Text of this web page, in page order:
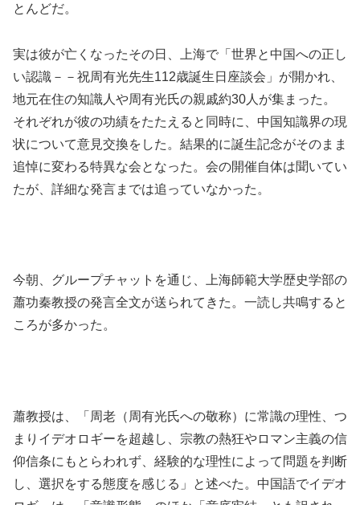
とんどだ。
実は彼が亡くなったその日、上海で「世界と中国への正し
い認識－－祝周有光先生112歳誕生日座談会」が開かれ、
地元在住の知識人や周有光氏の親戚約30人が集まった。
それぞれが彼の功績をたたえると同時に、中国知識界の現
状について意見交換をした。結果的に誕生記念がそのまま
追悼に変わる特異な会となった。会の開催自体は聞いてい
たが、詳細な発言までは追っていなかった。
今朝、グループチャットを通じ、上海師範大学歴史学部の
蕭功秦教授の発言全文が送られてきた。一読し共鳴すると
ころが多かった。
蕭教授は、「周老（周有光氏への敬称）に常識の理性、つ
まりイデオロギーを超越し、宗教の熱狂やロマン主義の信
仰信条にもとらわれず、経験的な理性によって問題を判断
し、選択をする態度を感じる」と述べた。中国語でイデオ